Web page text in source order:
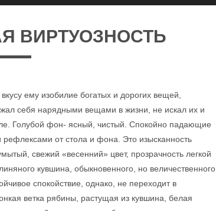
ВИРТУОЗНОСТЬ
ему изобилие богатых и дорогих вещей,
себя нарядными вещами в жизни, не искал их и
Голубой фон- ясный, чистый. Спокойно падающие
рефлексами от стола и фона. Это изысканность
свежий «весенний» цвет, прозрачность легкой
кувшина, обыкновенного, но величественного,
спокойствие, однако, не переходит в
ветка рябины, растущая из кувшина, белая